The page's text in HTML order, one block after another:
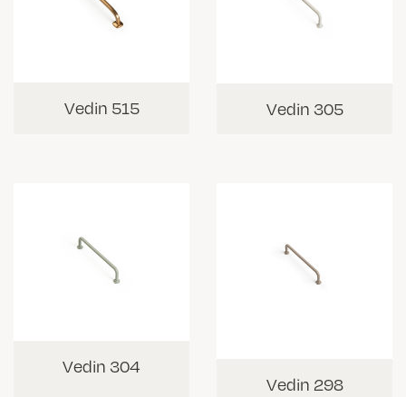
Vedin 515 Vedin 305
Vedin 304
Vedin 298